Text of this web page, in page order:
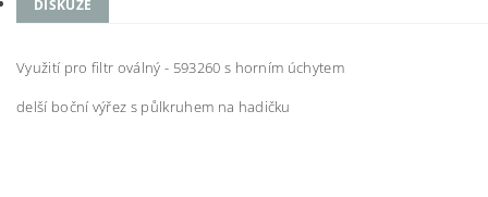
DISKUZE
Využití pro filtr oválný - 593260 s horním úchytem
delší boční výřez s půlkruhem na hadičku